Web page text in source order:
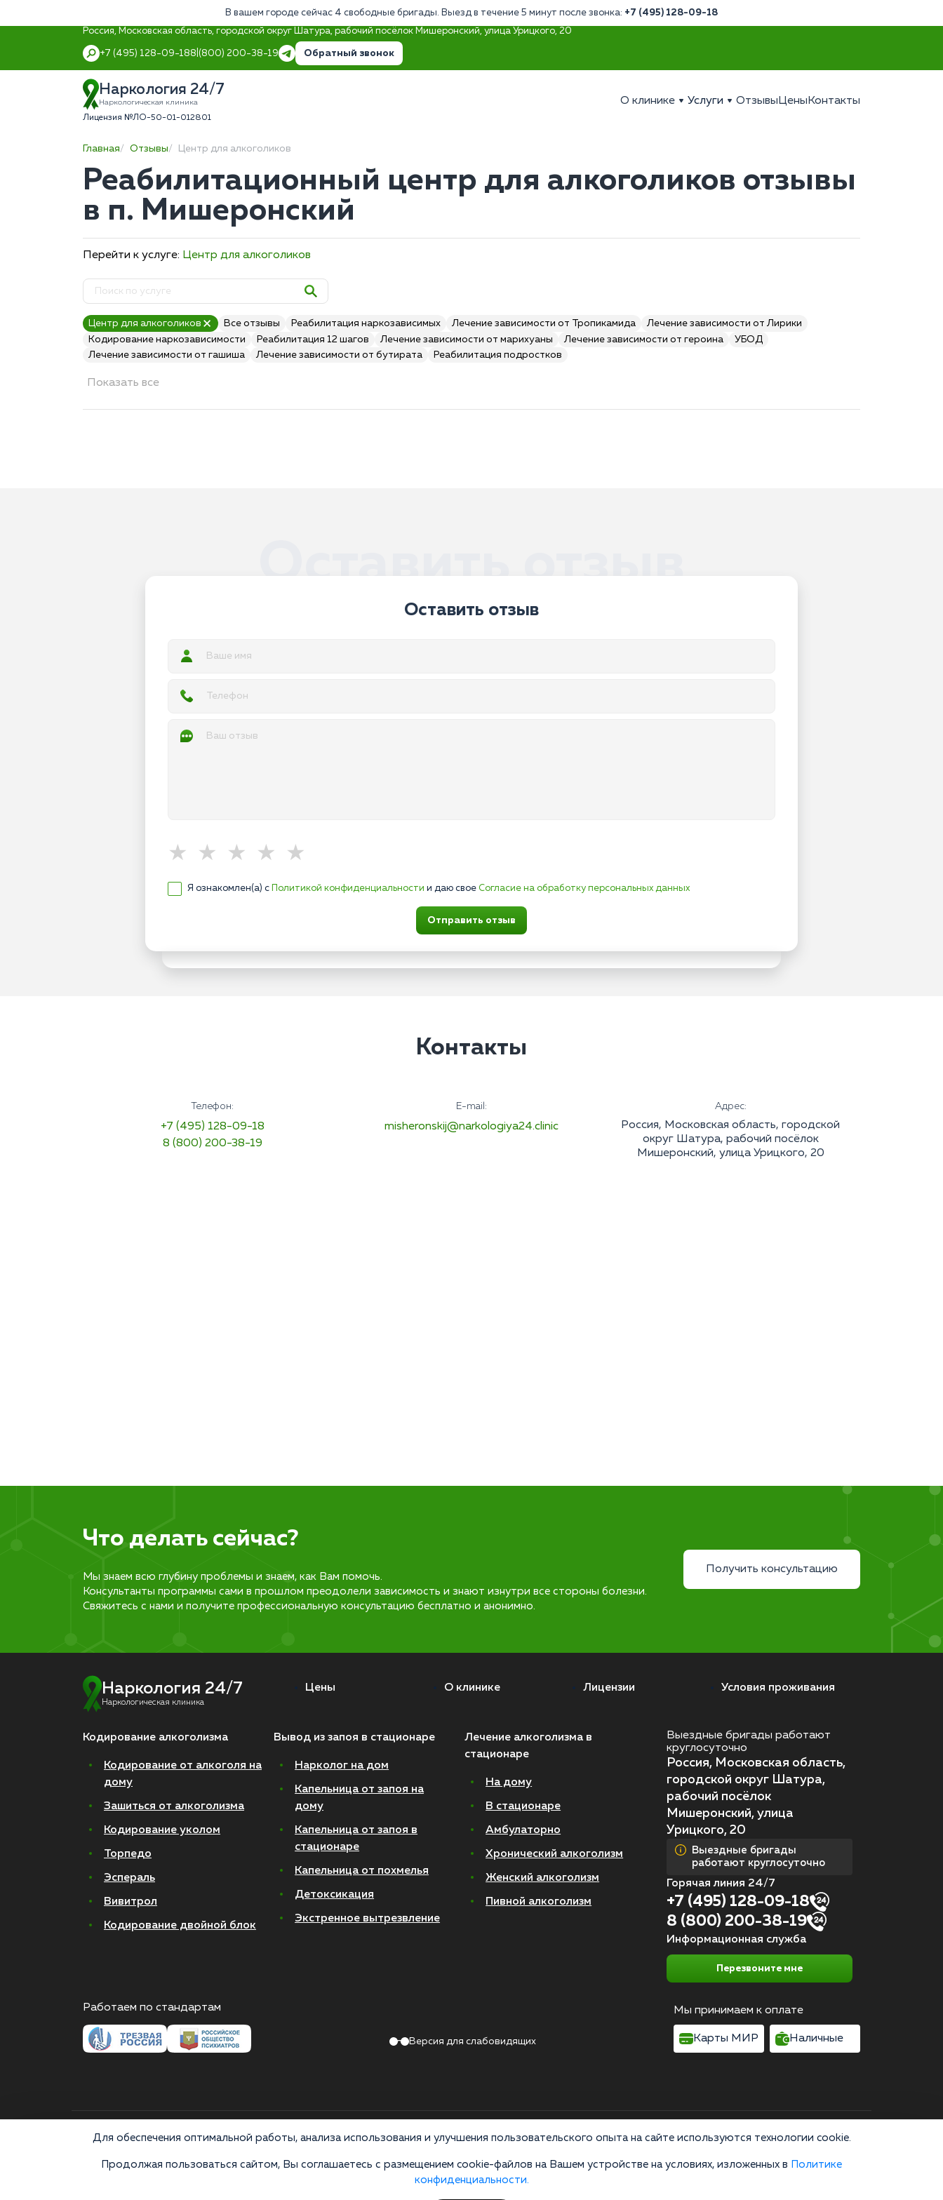
В вашем городе сейчас 4 свободные бригады. Выезд в течение 5 минут после звонка: +7 (495) 128-09-18
Россия, Московская область, городской округ Шатура, рабочий посёлок Мишеронский, улица Урицкого, 20
+7 (495) 128-09-188 (800) 200-38-19 Обратный звонок
Наркология 24/7
Наркологическая клиника
Лицензия №ЛО-50-01-012801
О клинике Услуги Отзывы Цены Контакты
Главная Отзывы Центр для алкоголиков
Реабилитационный центр для алкоголиков отзывы
в п. Мишеронский
Перейти к услуге: Центр для алкоголиков
Центр для алкоголиков Все отзывы Реабилитация наркозависимых Лечение зависимости от Тропикамида
Лечение зависимости от Лирики
Кодирование наркозависимости
Реабилитация 12 шагов Лечение зависимости от марихуаны Лечение зависимости от героина
УБОД
Лечение зависимости от гашиша
Лечение зависимости от бутирата Реабилитация подростков
Показать все
Оставить отзыв
Оставить отзыв
Я ознакомлен(а) с Политикой конфиденциальности и даю свое Согласие на обработку персональных данных
Отправить отзыв
Контакты
Телефон:
+7 (495) 128-09-18
8 (800) 200-38-19
E-mail:
misheronskij@narkologiya24.clinic
Адрес:
Россия, Московская область, городской
округ Шатура, рабочий посёлок
Мишеронский, улица Урицкого, 20
Что делать сейчас?
Мы знаем всю глубину проблемы и знаем, как Вам помочь.
Консультанты программы сами в прошлом преодолели зависимость и знают изнутри все стороны болезни.
Свяжитесь с нами и получите профессиональную консультацию бесплатно и анонимно.
Получить консультацию
Наркология 24/7
Наркологическая клиника
Цены О клинике Лицензии Условия проживания
Кодирование алкоголизма
Кодирование от алкоголя на
дому
Зашиться от алкоголизма
Кодирование уколом
Торпедо
Эспераль
Вивитрол
Кодирование двойной блок
Вывод из запоя в стационаре
Нарколог на дом
Капельница от запоя на
дому
Капельница от запоя в
стационаре
Капельница от похмелья
Детоксикация
Экстренное вытрезвление
Лечение алкоголизма в
стационаре
На дому
В стационаре
Амбулаторно
Хронический алкоголизм
Женский алкоголизм
Пивной алкоголизм
Выездные бригады работают
круглосуточно
Россия, Московская область,
городской округ Шатура,
рабочий посёлок
Мишеронский, улица
Урицкого, 20
Выездные бригады
работают круглосуточно
Горячая линия 24/7
+7 (495) 128-09-18
8 (800) 200-38-19
Информационная служба
Перезвоните мне
Работаем по стандартам
Версия для слабовидящих
Мы принимаем к оплате
Карты МИР Наличные
© 2026 Все права защищены Политика конфиденциальности Согласие на обработку персональных данных
Медицинские услуги оказываются ООО "М-Трезвость", по лицензии ЛО-50-01-012801 от 27.08.2021 по адресу: 127083, Московская область, г. Москва, улица 8 Марта, 1с12, подъезд 1
Для обеспечения оптимальной работы, анализа использования и улучшения пользовательского опыта на сайте используются технологии cookie.
Продолжая пользоваться сайтом, Вы соглашаетесь с размещением cookie-файлов на Вашем устройстве на условиях, изложенных в Политике
конфиденциальности.